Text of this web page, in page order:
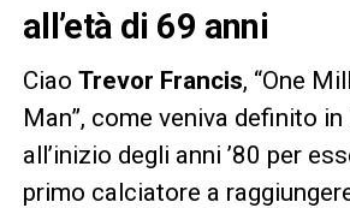
all’età di 69 anni
Ciao Trevor Francis, “One
Man”, come veniva definito
all’inizio degli anni ’80 per
primo calciatore a